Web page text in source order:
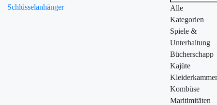
Schlüsselanhänger
Alle
Kategorien
Spiele &
Unterhaltung
Bücherschapp
Kajüte
Kleiderkammer
Kombüse
Maritimitäten